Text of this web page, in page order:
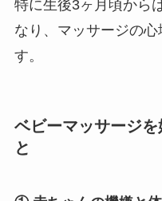
特に生後3ヶ月頃から
なり、マッサージの
す。
ベビーマッサージ
と